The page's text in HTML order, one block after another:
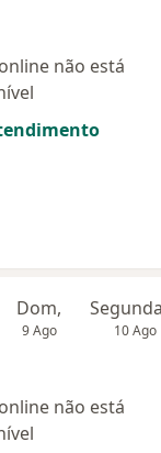
não está
Dom,
9 Ago 10 Ago
não está